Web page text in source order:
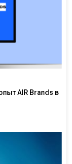
AIR Brands в